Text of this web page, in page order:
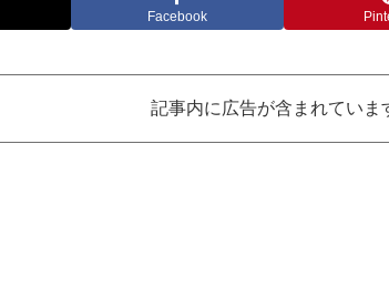
Facebook
記事内に広告が含まれていま